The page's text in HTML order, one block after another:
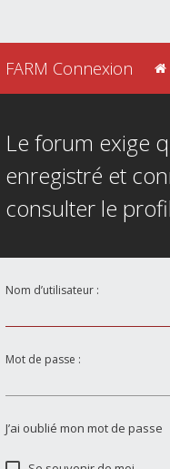
FARM Connexion
Le forum exige
enregistré et
consulter le
Nom d’utilisateur :
Mot de passe :
J’ai oublié mon mot de passe